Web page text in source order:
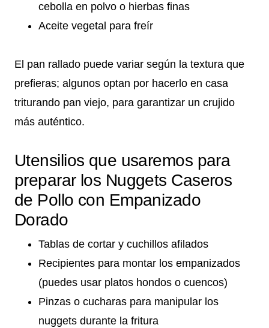
cebolla en polvo o hierbas finas
Aceite vegetal para freír
El pan rallado puede variar según la textura que
prefieras; algunos optan por hacerlo en casa
triturando pan viejo, para garantizar un crujido
más auténtico.
Utensilios que usaremos para
preparar los Nuggets Caseros
de Pollo con Empanizado
Dorado
Tablas de cortar y cuchillos afilados
Recipientes para montar los empanizados
(puedes usar platos hondos o cuencos)
Pinzas o cucharas para manipular los
nuggets durante la fritura